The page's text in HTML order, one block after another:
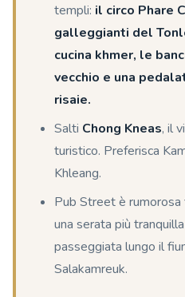
templi: il circo Phare
galleggianti del
cucina khmer, le
vecchio e una
risaie.
Salti Chong Kneas, il
turistico. Preferisca
Khleang.
Pub Street è
una serata più
passeggiata lungo il
Salakamreuk.